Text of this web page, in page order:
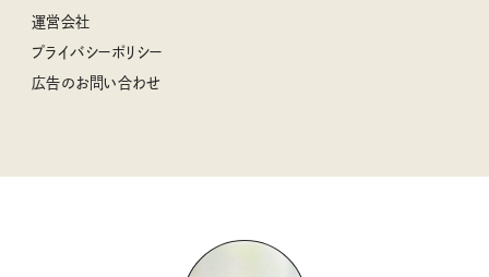
猫と一緒に心地いい暮らし
豆柴・まもるくんの旅日記
柳沢小実さんのお散歩するようなゆるり旅
valoさんのかわいいもの探し
運営会社
プライバシーポリシー
広告のお問い合わせ